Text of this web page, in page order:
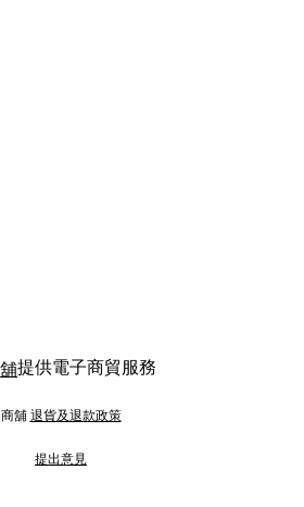
提供電子商貿服務
商舖 退貨及退款政策
提出意見